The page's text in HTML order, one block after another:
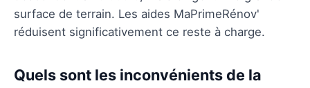
surface de terrain. Les aides MaPrimeRénov'
réduisent significativement ce reste à charge.
Quels sont les inconvénients de la